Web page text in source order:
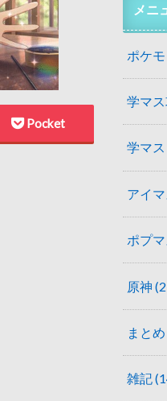
Pocket
メニ
ポケ
学マ
学マス
アイ
ポプマ
原神
まとめ
雑記